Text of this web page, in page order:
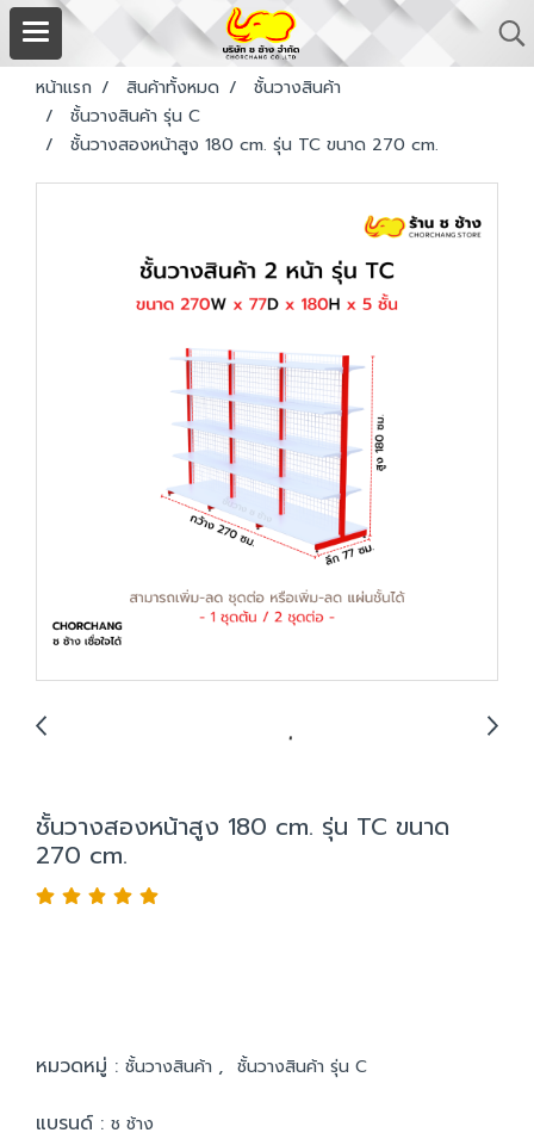
หน้าแรก สินค้าทั้งหมด
ชั้นวางสินค้า
ชั้นวางสินค้า รุ่น C
ชั้นวางสองหน้าสูง 180 cm. รุ่น TC ขนาด 270 cm.
ชั้นวางสองหน้าสูง 180 cm. รุ่น TC ขนาด
270 cm.
หมวดหมู่ : ชั้นวางสินค้า , ชั้นวางสินค้า รุ่น C
แบรนด์ : ช ช้าง